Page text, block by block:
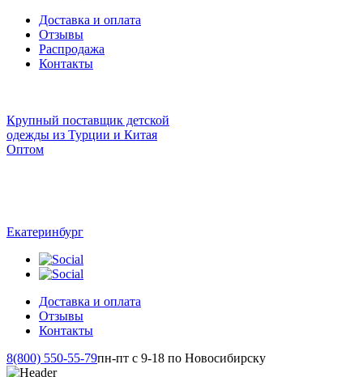
Доставка и оплата
Отзывы
Распродажа
Контакты
Крупный поставщик детской
одежды из Турции и Китая
Оптом
Екатеринбург
Доставка и оплата
Отзывы
Контакты
8(800) 550-55-79пн-пт с 9-18 по Новосибирску